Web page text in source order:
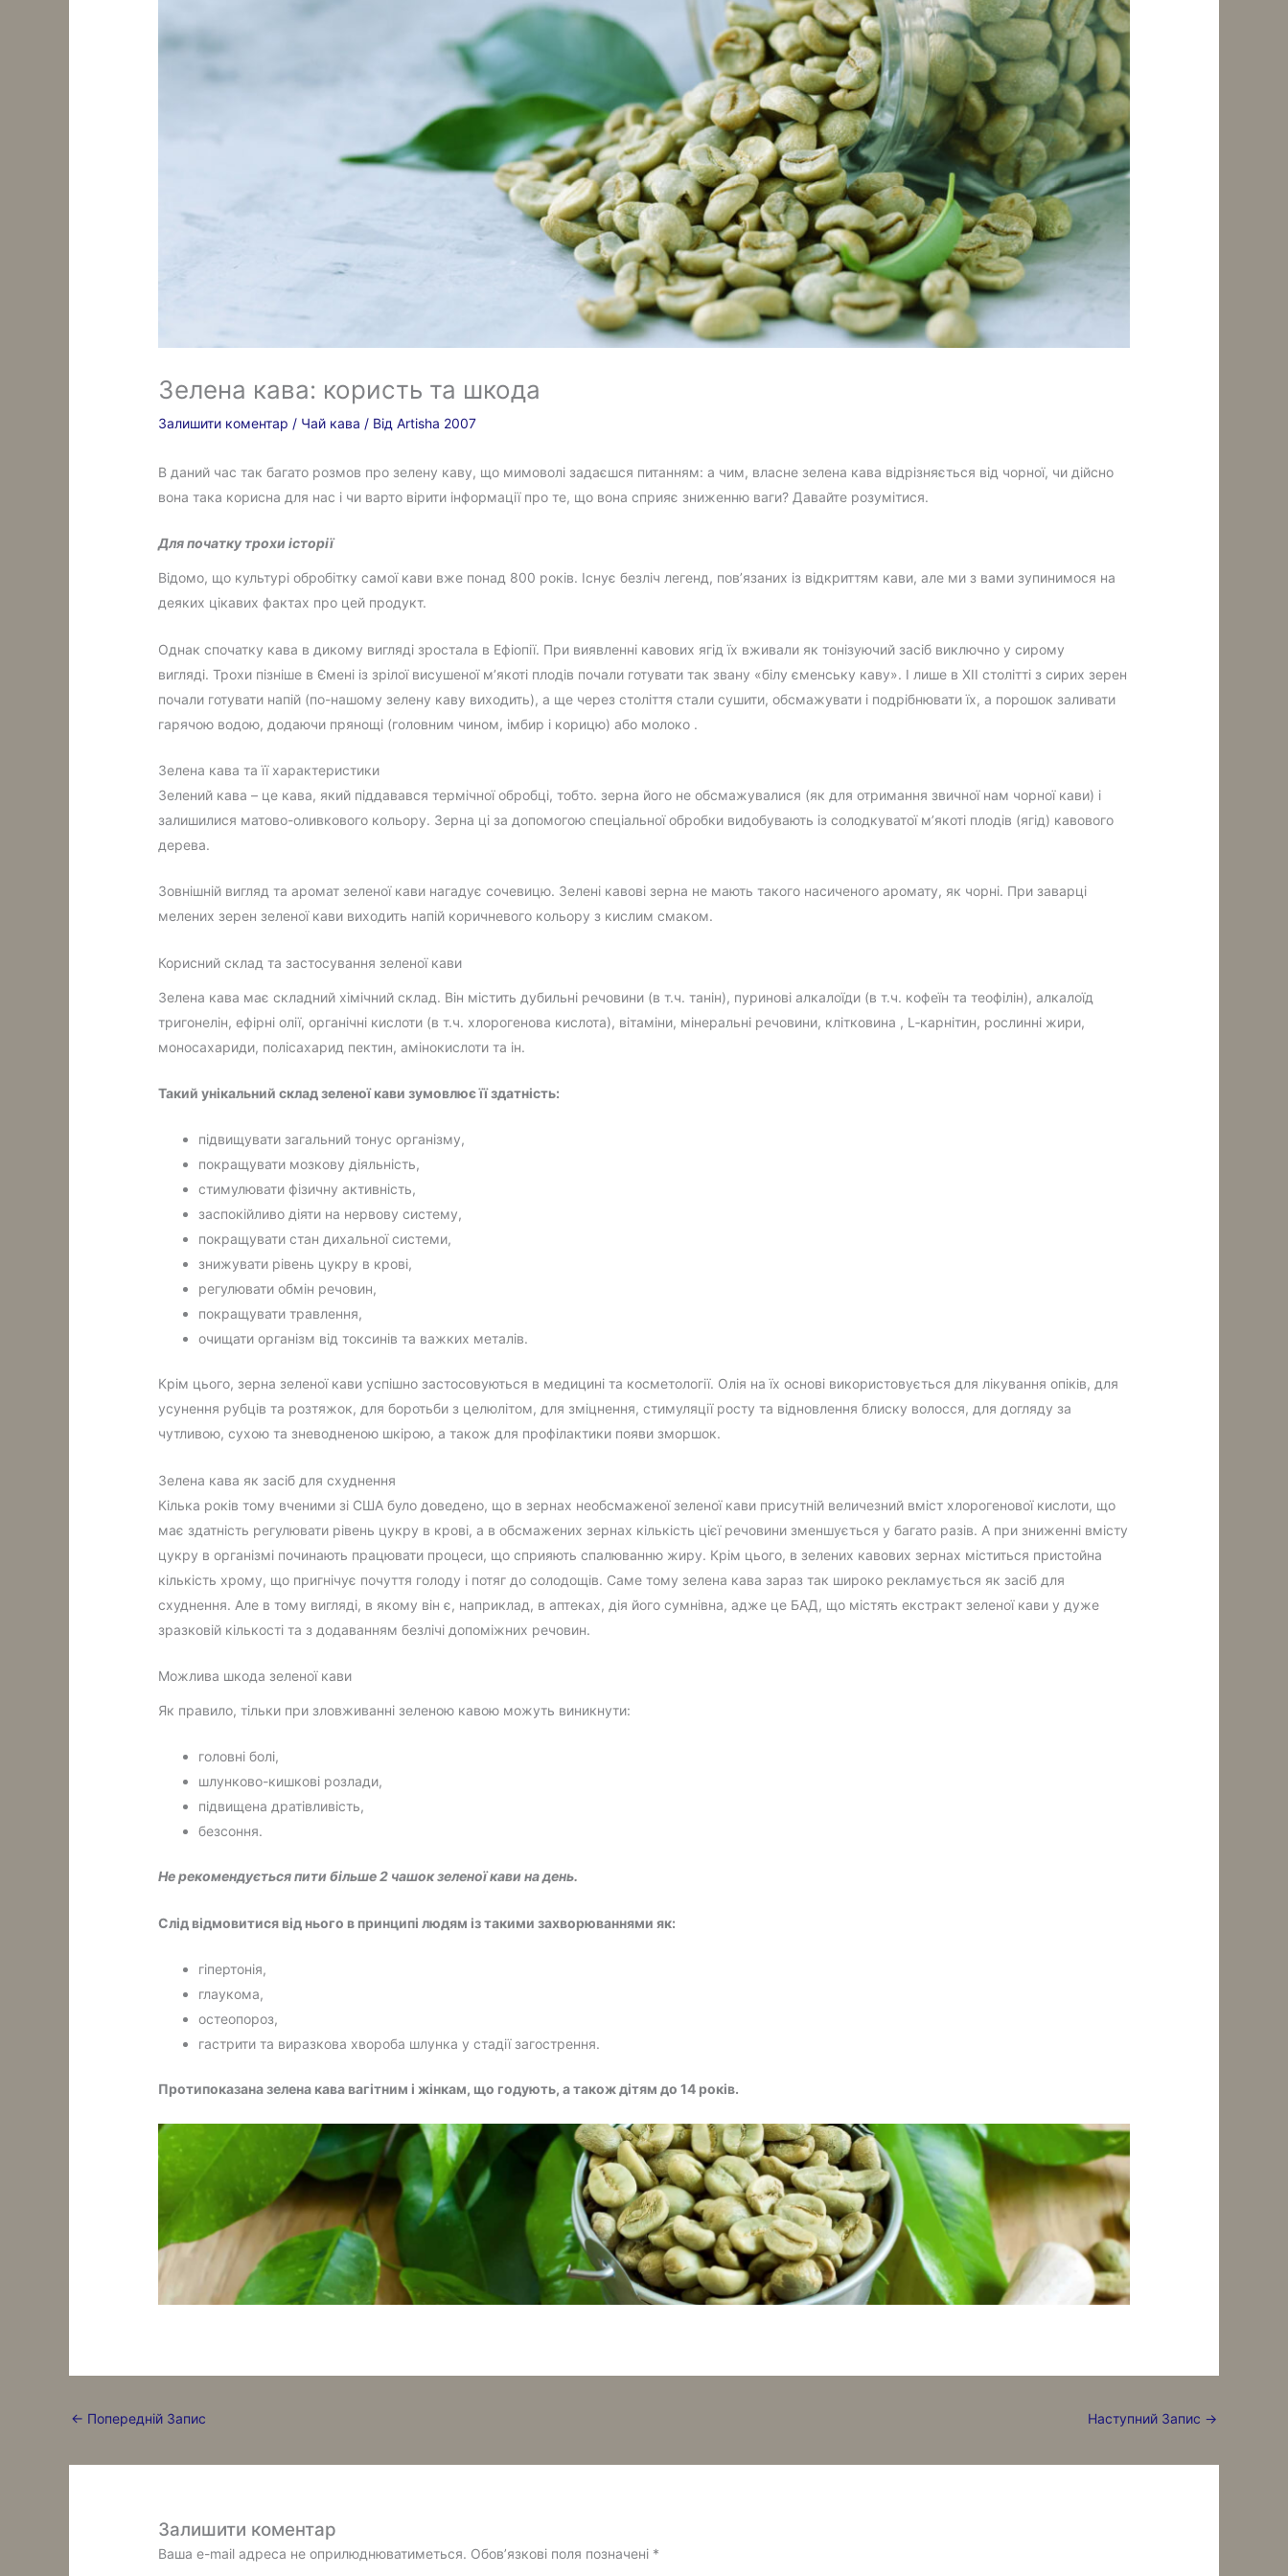
Зелена кава: користь та шкода
Залишити коментар / Чай кава / ВідArtisha 2007
В даний час так багато розмов про зелену каву, що мимоволі задаєшся питанням: а чим, власне зелена кава відрізняється від чорної, чи дійсно
вона така корисна для нас і чи варто вірити інформації про те, що вона сприяє зниженню ваги? Давайте розумітися.
Для початку трохи історії
Відомо, що культурі обробітку самої кави вже понад 800 років. Існує безліч легенд, пов’язаних із відкриттям кави, але ми з вами зупинимося на
деяких цікавих фактах про цей продукт.
Однак спочатку кава в дикому вигляді зростала в Ефіопії. При виявленні кавових ягід їх вживали як тонізуючий засіб виключно у сирому
вигляді. Трохи пізніше в Ємені із зрілої висушеної м’якоті плодів почали готувати так звану «білу єменську каву». І лише в XII столітті з сирих зерен
почали готувати напій (по-нашому зелену каву виходить), а ще через століття стали сушити, обсмажувати і подрібнювати їх, а порошок заливати
гарячою водою, додаючи прянощі (головним чином, імбир і корицю) або молоко .
Зелена кава та її характеристики
Зелений кава – це кава, який піддавався термічної обробці, тобто. зерна його не обсмажувалися (як для отримання звичної нам чорної кави) і
залишилися матово-оливкового кольору. Зерна ці за допомогою спеціальної обробки видобувають із солодкуватої м’якоті плодів (ягід) кавового
дерева.
Зовнішній вигляд та аромат зеленої кави нагадує сочевицю. Зелені кавові зерна не мають такого насиченого аромату, як чорні. При заварці
мелених зерен зеленої кави виходить напій коричневого кольору з кислим смаком.
Корисний склад та застосування зеленої кави
Зелена кава має складний хімічний склад. Він містить дубильні речовини (в т.ч. танін), пуринові алкалоїди (в т.ч. кофеїн та теофілін), алкалоїд
тригонелін, ефірні олії, органічні кислоти (в т.ч. хлорогенова кислота), вітаміни, мінеральні речовини, клітковина , L‑карнітин, рослинні жири,
моносахариди, полісахарид пектин, амінокислоти та ін.
Такий унікальний склад зеленої кави зумовлює її здатність:
підвищувати загальний тонус організму,
покращувати мозкову діяльність,
стимулювати фізичну активність,
заспокійливо діяти на нервову систему,
покращувати стан дихальної системи,
знижувати рівень цукру в крові,
регулювати обмін речовин,
покращувати травлення,
очищати організм від токсинів та важких металів.
Крім цього, зерна зеленої кави успішно застосовуються в медицині та косметології. Олія на їх основі використовується для лікування опіків, для
усунення рубців та розтяжок, для боротьби з целюлітом, для зміцнення, стимуляції росту та відновлення блиску волосся, для догляду за
чутливою, сухою та зневодненою шкірою, а також для профілактики появи зморшок.
Зелена кава як засіб для схуднення
Кілька років тому вченими зі США було доведено, що в зернах необсмаженої зеленої кави присутній величезний вміст хлорогенової кислоти, що
має здатність регулювати рівень цукру в крові, а в обсмажених зернах кількість цієї речовини зменшується у багато разів. А при зниженні вмісту
цукру в організмі починають працювати процеси, що сприяють спалюванню жиру. Крім цього, в зелених кавових зернах міститься пристойна
кількість хрому, що пригнічує почуття голоду і потяг до солодощів. Саме тому зелена кава зараз так широко рекламується як засіб для
схуднення. Але в тому вигляді, в якому він є, наприклад, в аптеках, дія його сумнівна, адже це БАД, що містять екстракт зеленої кави у дуже
зразковій кількості та з додаванням безлічі допоміжних речовин.
Можлива шкода зеленої кави
Як правило, тільки при зловживанні зеленою кавою можуть виникнути:
головні болі,
шлунково-кишкові розлади,
підвищена дратівливість,
безсоння.
Не рекомендується пити більше 2 чашок зеленої кави на день.
Слід відмовитися від нього в принципі людям із такими захворюваннями як:
гіпертонія,
глаукома,
остеопороз,
гастрити та виразкова хвороба шлунка у стадії загострення.
Протипоказана зелена кава вагітним і жінкам, що годують, а також дітям до 14 років.
← Попередній Запис Наступний Запис →
Залишити коментар
Ваша e-mail адреса не оприлюднюватиметься. Обов’язкові поля позначені *